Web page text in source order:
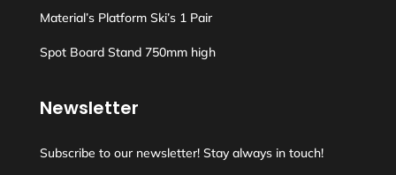
Material’s Platform Ski’s 1 Pair
Spot Board Stand 750mm high
Newsletter
Subscribe to our newsletter! Stay always in touch!